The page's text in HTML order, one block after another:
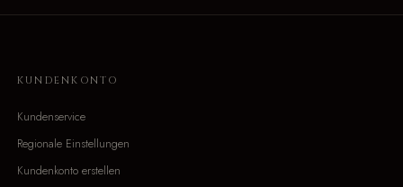
KUNDENKONTO
Kundenservice
Regionale Einstellungen
Kundenkonto erstellen